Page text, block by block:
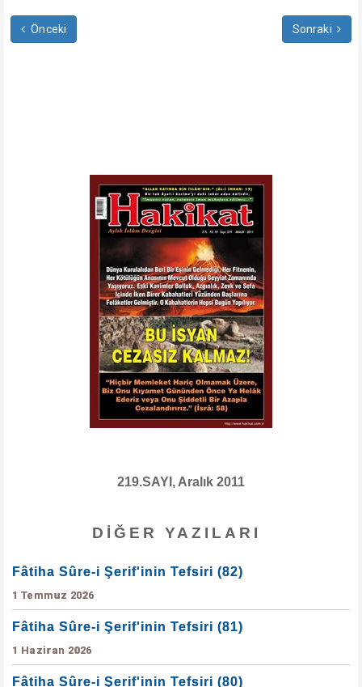
Önceki Sonraki
219.SAYI, Aralık 2011
DIĞER YAZILARI
Fâtiha Sûre-i Şerif'inin Tefsiri (82)
1 Temmuz 2026
Fâtiha Sûre-i Şerif'inin Tefsiri (81)
1 Haziran 2026
Fâtiha Sûre-i Şerif'inin Tefsiri (80)